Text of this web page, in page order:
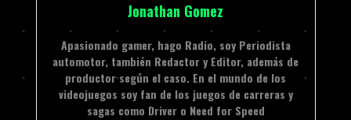
Jonathan Gomez
Apasionado gamer, hago Radio, soy Periodista
automotor, también Redactor y Editor, además de
productor según el caso. En el mundo de los
videojuegos soy fan de los juegos de carreras y
sagas como Driver o Need for Speed